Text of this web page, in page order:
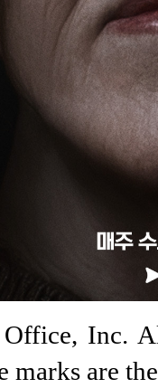
Inc.
marks are